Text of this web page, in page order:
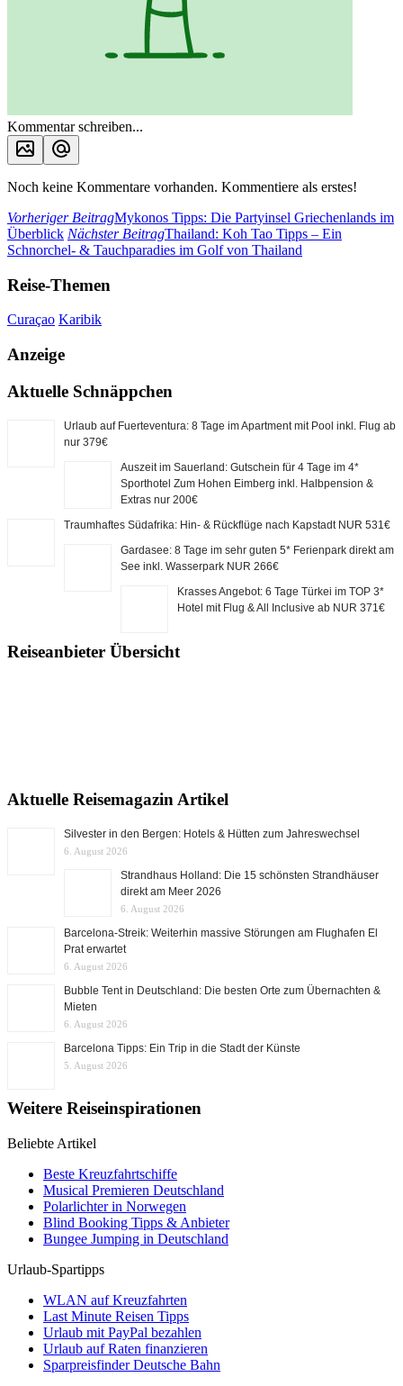
Kommentar schreiben...
Noch keine Kommentare vorhanden. Kommentiere als erstes!
Vorheriger BeitragMykonos Tipps: Die Partyinsel Griechenlands im
Überblick Nächster BeitragThailand: Koh Tao Tipps – Ein
Schnorchel- & Tauchparadies im Golf von Thailand
Reise-Themen
Curaçao Karibik
Anzeige
Aktuelle Schnäppchen
Urlaub auf Fuerteventura: 8 Tage im Apartment mit Pool inkl. Flug ab
nur 379€
Auszeit im Sauerland: Gutschein für 4 Tage im 4*
Sporthotel Zum Hohen Eimberg inkl. Halbpension &
Extras nur 200€
Traumhaftes Südafrika: Hin- & Rückflüge nach Kapstadt NUR 531€
Gardasee: 8 Tage im sehr guten 5* Ferienpark direkt am
See inkl. Wasserpark NUR 266€
Krasses Angebot: 6 Tage Türkei im TOP 3*
Hotel mit Flug & All Inclusive ab NUR 371€
Reiseanbieter Übersicht
Aktuelle Reisemagazin Artikel
Silvester in den Bergen: Hotels & Hütten zum Jahreswechsel
6. August 2026
Strandhaus Holland: Die 15 schönsten Strandhäuser
direkt am Meer 2026
6. August 2026
Barcelona-Streik: Weiterhin massive Störungen am Flughafen El
Prat erwartet
6. August 2026
Bubble Tent in Deutschland: Die besten Orte zum Übernachten &
Mieten
6. August 2026
Barcelona Tipps: Ein Trip in die Stadt der Künste
5. August 2026
Weitere Reiseinspirationen
Beliebte Artikel
Beste Kreuzfahrtschiffe
Musical Premieren Deutschland
Polarlichter in Norwegen
Blind Booking Tipps & Anbieter
Bungee Jumping in Deutschland
Urlaub-Spartipps
WLAN auf Kreuzfahrten
Last Minute Reisen Tipps
Urlaub mit PayPal bezahlen
Urlaub auf Raten finanzieren
Sparpreisfinder Deutsche Bahn